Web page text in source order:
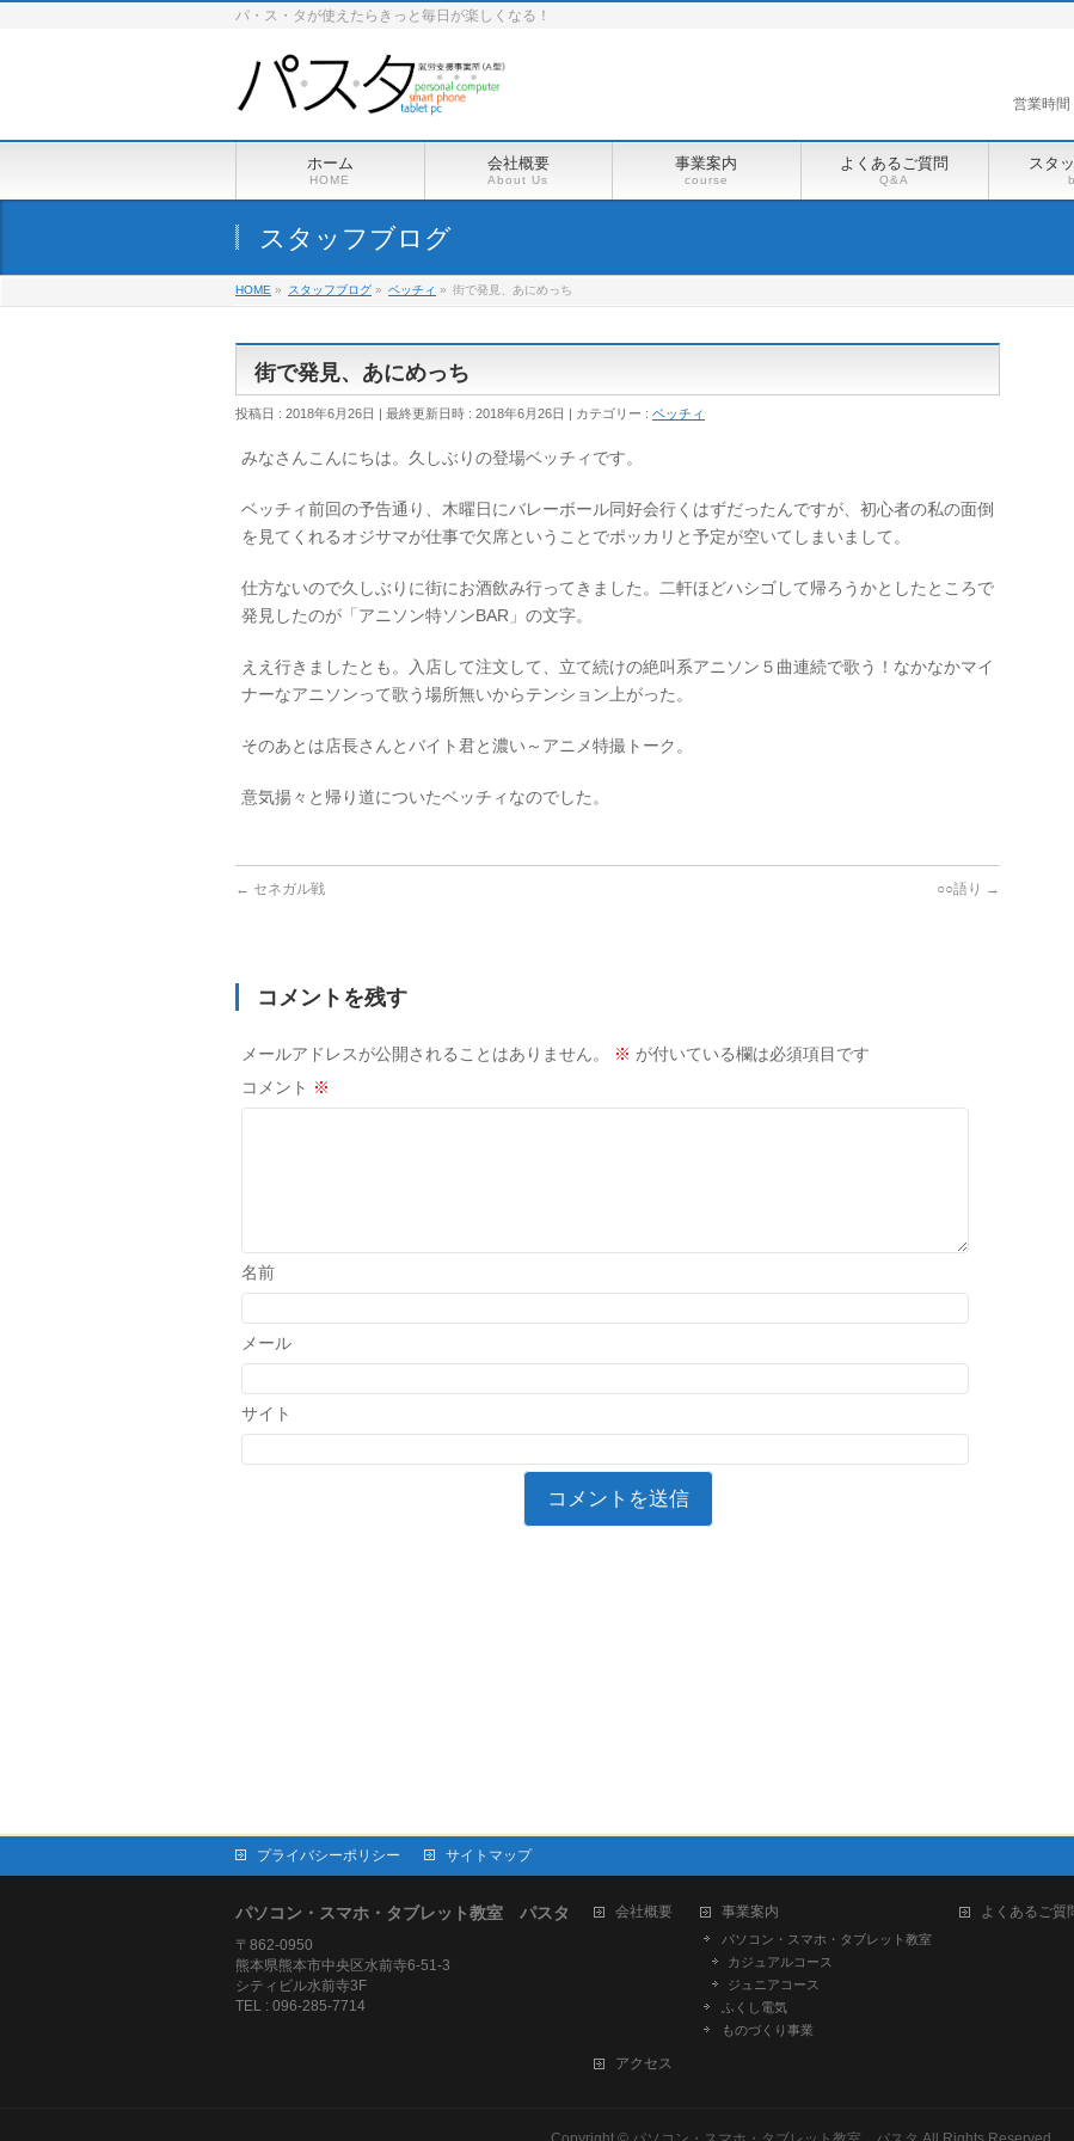
パ・ス・タが使えたらきっと毎日が楽しくなる！
営業時
ホーム
HOME
会社概要
About Us
事業案内
course
よくあるご質問
Q&A
スタ
スタッフブログ
HOME » スタッフブログ » ベッチィ » 街で発見、あにめっち
街で発見、あにめっち
投稿日 : 2018年6月26日 最終更新日時 : 2018年6月26日 カテゴリー : ベッチィ
みなさんこんにちは。久しぶりの登場ベッチィです。
ベッチィ前回の予告通り、木曜日にバレーボール同好会行くはずだったんですが、初心者の私の面倒
を見てくれるオジサマが仕事で欠席ということでポッカリと予定が空いてしまいまして。
仕方ないので久しぶりに街にお酒飲み行ってきました。二軒ほどハシゴして帰ろうかとしたところで
発見したのが「アニソン特ソンBAR 」の文字。
ええ行きましたとも。入店して注文して、立て続けの絶叫系アニソン５曲連続で歌う！なかなかマイ
ナーなアニソンって歌う場所無いからテンション上がった。
そのあとは店長さんとバイト君と濃い～アニメ特撮トーク。
意気揚々と帰り道についたベッチィなのでした。
← セネガル戦 ○○語り →
コメントを残す
メールアドレスが公開されることはありません。 ※ が付いている欄は必須項目です
コメント ※
名前
メール
サイト
プライバシーポリシー サイトマップ
パソコン・スマホ・タブレット教室 パスタ
〒862-0950
熊本県熊本市中央区水前寺6-51-3
シティビル水前寺3F
TEL : 096-285-7714
会社概要 事業案内
パソコン・スマホ・タブレット教室
カジュアルコース
ジュニアコース
ふくし電気
ものづくり事業
よくあるご質
アクセス